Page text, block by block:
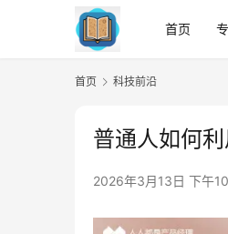
首页
首页 科技前沿
普通人如何
2026年3月13日 下午